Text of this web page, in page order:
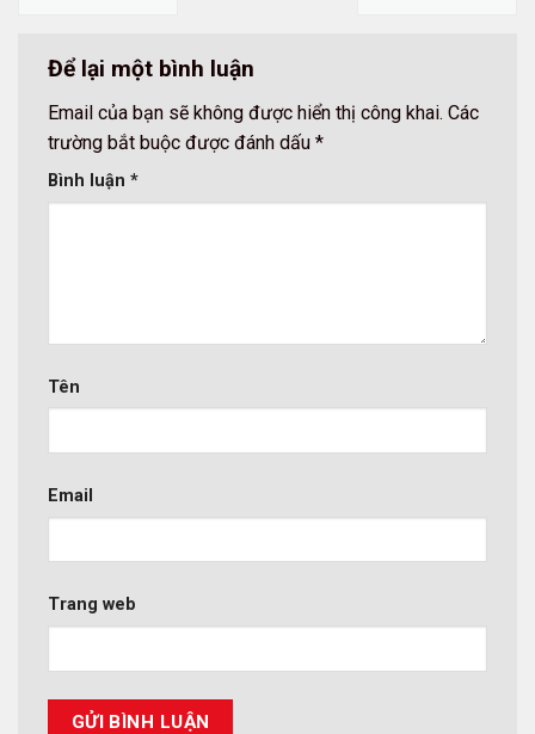
Để lại một bình luận
Email của bạn sẽ không được hiển thị công khai. Các
trường bắt buộc được đánh dấu *
Bình luận *
Tên
Email
Trang web